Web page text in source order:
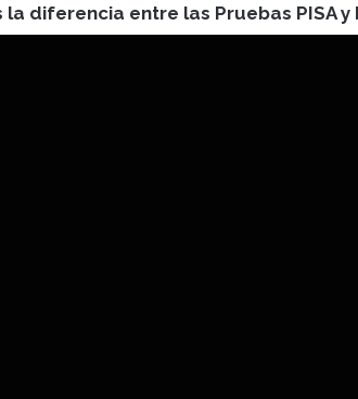
la diferencia entre las Pruebas PISA